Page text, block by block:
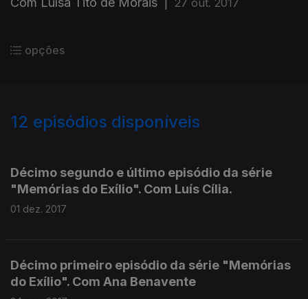
27 out. 2017
opções
12 episódios disponíveis
Décimo segundo e último episódio da série
"Memórias do Exílio". Com Luís Cília.
01 dez. 2017
Décimo primeiro episódio da série "Memórias
do Exílio". Com Ana Benavente